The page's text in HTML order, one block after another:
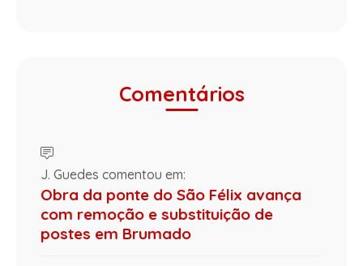
Comentários
J. Guedes comentou em:
Obra da ponte do São Félix avança
com remoção e substituição de
postes em Brumado